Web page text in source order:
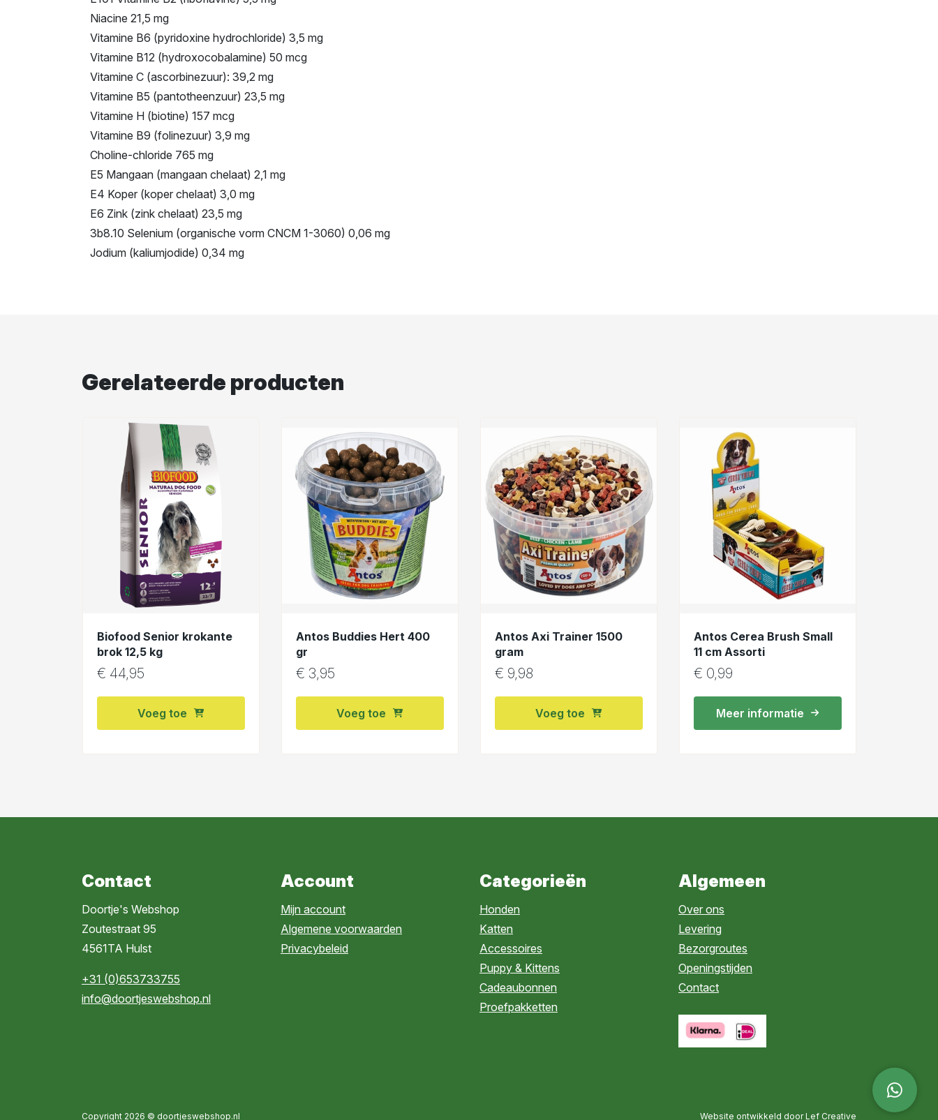
Niacine 21,5 mg
Vitamine B6 (pyridoxine hydrochloride) 3,5 mg
Vitamine B12 (hydroxocobalamine) 50 mcg
Vitamine C (ascorbinezuur): 39,2 mg
Vitamine B5 (pantotheenzuur) 23,5 mg
Vitamine H (biotine) 157 mcg
Vitamine B9 (folinezuur) 3,9 mg
Choline-chloride 765 mg
E5 Mangaan (mangaan chelaat) 2,1 mg
E4 Koper (koper chelaat) 3,0 mg
E6 Zink (zink chelaat) 23,5 mg
3b8.10 Selenium (organische vorm CNCM 1-3060) 0,06 mg
Jodium (kaliumjodide) 0,34 mg
Gerelateerde producten
Biofood Senior krokante
brok 12,5 kg
€ 44,95
Voeg toe
Antos Buddies Hert 400
gr
€ 3,95
Voeg toe
Antos Axi Trainer 1500
gram
€ 9,98
Voeg toe
Antos Cerea Brush Small
11 cm Assorti
€ 0,99
Meer informatie
Contact
Doortje's Webshop
Zoutestraat 95
4561TA Hulst
+31 (0)653733755
info@doortjeswebshop.nl
Account
Mijn account
Algemene voorwaarden
Privacybeleid
Categorieën
Honden
Katten
Accessoires
Puppy & Kittens
Cadeaubonnen
Proefpakketten
Algemeen
Over ons
Levering
Bezorgroutes
Openingstijden
Contact
Copyright 2026 © doortjeswebshop.nl Website ontwikkeld door Lef Creative